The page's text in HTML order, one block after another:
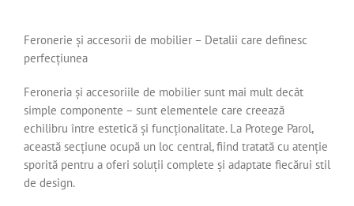
Feronerie și accesorii de mobilier – Detalii care definesc
perfecțiunea
Feroneria și accesoriile de mobilier sunt mai mult decât
simple componente – sunt elementele care creează
echilibru între estetică și funcționalitate. La Protege Parol,
această secțiune ocupă un loc central, fiind tratată cu atenție
sporită pentru a oferi soluții complete și adaptate fiecărui stil
de design.